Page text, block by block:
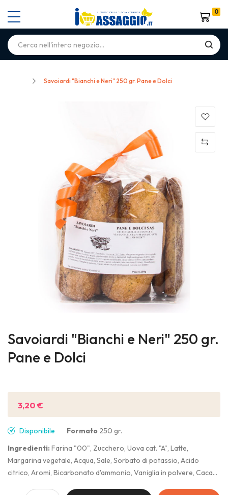
Carrello
0
Savoiardi "Bianchi e Neri" 250 gr. Pane e Dolci
to
the
beginning
images
gallery
Savoiardi "Bianchi e Neri" 250 gr.
Pane e Dolci
3,20 €
Disponibile Formato 250 gr.
Ingredienti: Farina "00", Zucchero, Uova cat. "A", Latte,
Margarina vegetale, Acqua, Sale, Sorbato di potassio, Acido
citrico, Aromi, Bicarbonato d'ammonio, Vaniglia in polvere, Cacao